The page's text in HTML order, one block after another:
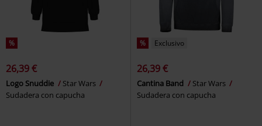
%
26,39 €
Logo Snuddie
Star Wars
Sudadera con capucha
% Exclusivo
26,39 €
Cantina Band
Star Wars
Sudadera con capucha